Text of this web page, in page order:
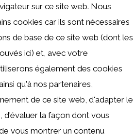
sur ce site web. Nous
cookies car ils sont nécessaires
de base de ce site web (dont les
ici) et, avec votre
également des cookies
qu'à nos partenaires,
de ce site web, d'adapter le
d'évaluer la façon dont vous
vous montrer un contenu